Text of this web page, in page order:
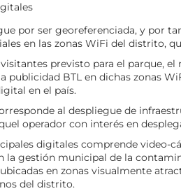
por ser georeferenciada, y por
en las zonas WiFi del distrito,
previsto para el parque,
publicidad BTL en dichas zonas
en el país.
al despliegue de
operador con interés en
digitales comprende video-
la gestión municipal de la
en zonas visualmente
del distrito.